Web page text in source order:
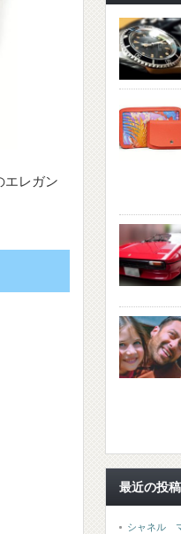
エレガン
最近の投稿
シャネル